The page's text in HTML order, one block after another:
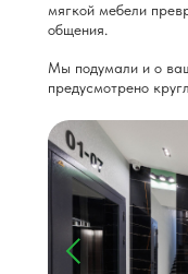
мягкой мебели
общения.
Мы подумали и о
предусмотрено